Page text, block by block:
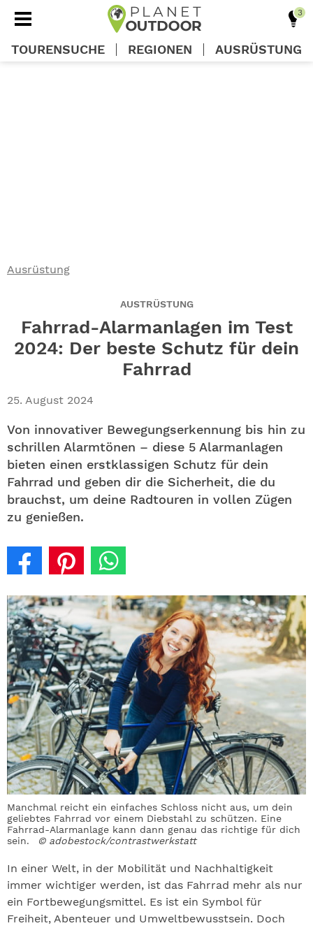
Ausrüstung
AUSTRÜSTUNG
Fahrrad-Alarmanlagen im Test
2024: Der beste Schutz für dein
Fahrrad
25. August 2024
Von innovativer Bewegungserkennung bis hin zu
schrillen Alarmtönen – diese 5 Alarmanlagen
bieten einen erstklassigen Schutz für dein
Fahrrad und geben dir die Sicherheit, die du
brauchst, um deine Radtouren in vollen Zügen
zu genießen.
Manchmal reicht ein einfaches Schloss nicht aus, um dein
geliebtes Fahrrad vor einem Diebstahl zu schützen. Eine
Fahrrad-Alarmanlage kann dann genau das richtige für dich
sein.
© adobestock/contrastwerkstatt
In einer Welt, in der Mobilität und Nachhaltigkeit
immer wichtiger werden, ist das Fahrrad mehr als nur
ein Fortbewegungsmittel. Es ist ein Symbol für
Freiheit, Abenteuer und Umweltbewusstsein. Doch
TOURENSUCHE REGIONEN AUSRÜSTUNG
GEWINNEN
ALLE THEMEN
SHOP